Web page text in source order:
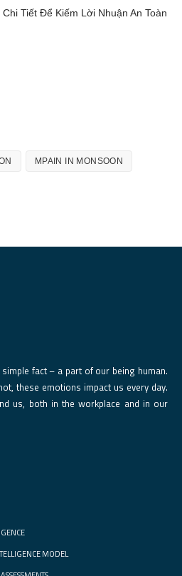
Tiết Để Kiếm Lời Nhuận An Toàn
MPAIN IN MONSOON
fact – a part of our being human.
these emotions impact us every day.
us, both in the workplace and in our
MODEL